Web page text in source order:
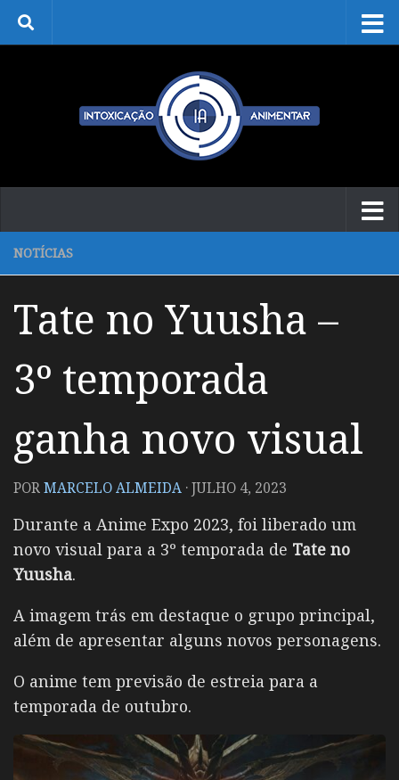
Skip to content
NOTÍCIAS
Tate no Yuusha –
3º temporada
ganha novo visual
PORMARCELO ALMEIDA ·JULHO 4, 2023
Durante a Anime Expo 2023, foi liberado um
novo visual para a 3º temporada de Tate no
Yuusha.
A imagem trás em destaque o grupo principal,
além de apresentar alguns novos personagens.
O anime tem previsão de estreia para a
temporada de outubro.